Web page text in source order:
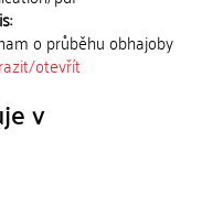
o průběhu obhajoby
otevřít
v